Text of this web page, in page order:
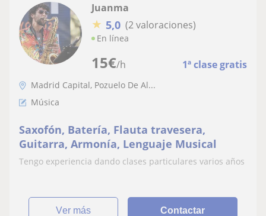
15€/h 1ª clase gratis
Juanma
★ 5,0 (2 valoraciones)
En línea
Madrid Capital, Pozuelo De Al...
Música
Saxofón, Batería, Flauta travesera,
Guitarra, Armonía, Lenguaje Musical
Tengo experiencia dando clases particulares varios años
ver más Contactar